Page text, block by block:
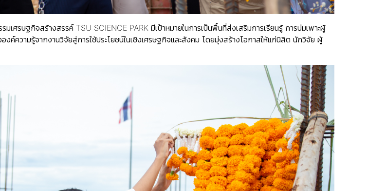
ศรษฐกิจสร้างสรรค์ TSU SCIENCE PARK มีเป้าหมายในการเป็นพื้นที่ส่งเสริมการเรียนรู้ การบ่มเพาะผู้
ค์ความรู้จากงานวิจัยสู่การใช้ประโยชน์ในเชิงเศรษฐกิจและสังคม โดยมุ่งสร้างโอกาสให้แก่นิสิต นักวิจัย ผู้